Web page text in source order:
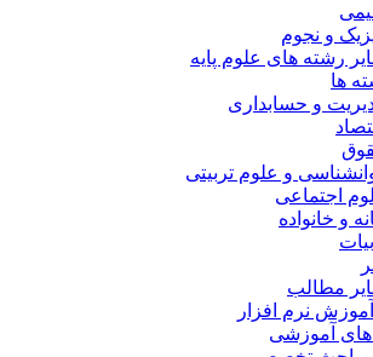
نجوم
های علوم پایه
و حسابداری
و علوم تربیتی
نرم افزار
آموزشی